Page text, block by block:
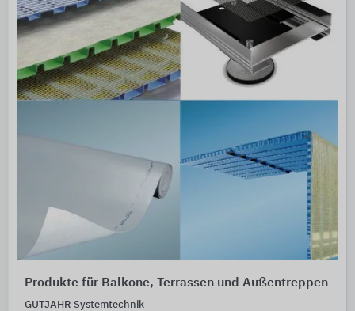
Produkte für Balkone, Terrassen und Außentreppen
GUTJAHR Systemtechnik